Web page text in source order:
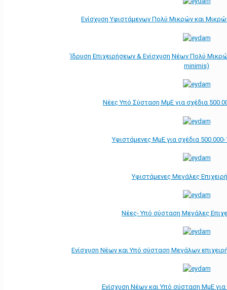
Ενίσχυση Υφιστάμενων Πολύ Μικρών και
Ίδρυση Επιχειρήσεων & Ενίσχυση Νέων Πολύ
minimis)
Νέες Υπό Σύσταση ΜμΕ για σχέδια
Υφιστάμενες ΜμΕ για σχέδια
Υφιστάμενες Μεγάλες
Νέες- Υπό σύσταση Μεγάλες
Ενίσχυση Νέων και Υπό σύσταση Μεγάλων
Ενίσχυση Νέων και Υπό σύσταση ΜμΕ